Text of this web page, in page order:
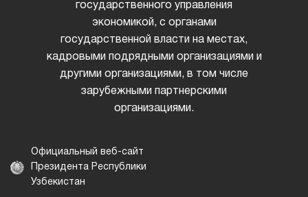
государственного управления
экономикой, с органами
государственной власти на местах,
кадровыми подрядными организациями и
другими организациями, в том числе
зарубежными партнерскими
организациями.
Официальный веб-сайт
Президента Республики
Узбекистан